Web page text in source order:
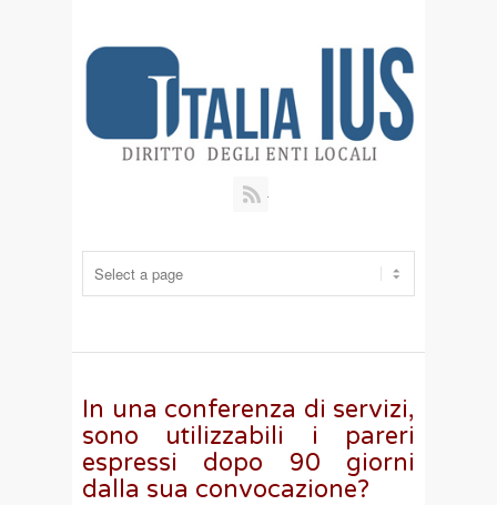
In una conferenza di servizi,
sono utilizzabili i pareri
espressi dopo 90 giorni
dalla sua convocazione?